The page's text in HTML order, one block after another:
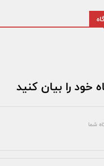
خود را بیان کنید